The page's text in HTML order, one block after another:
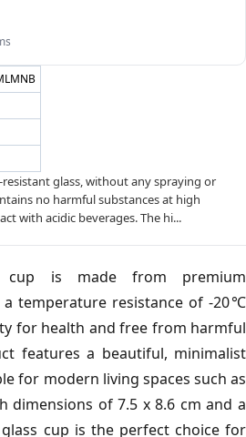
glass, without any spraying or
no harmful substances at high
with acidic beverages. The hi...
cup is made from premium
a temperature resistance of -20℃
for health and free from harmful
features a beautiful, minimalist
for modern living spaces such as
dimensions of 7.5 x 8.6 cm and a
cup is the perfect choice for